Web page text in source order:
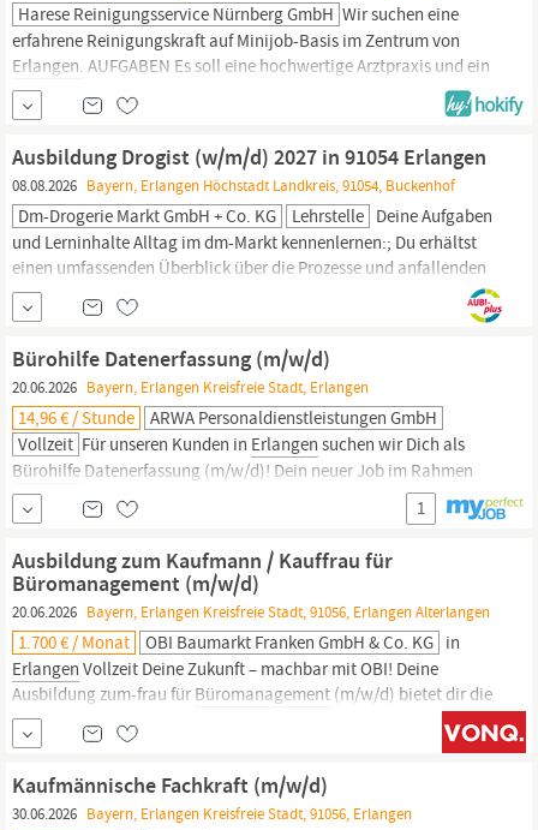
Harese Reinigungsservice Nürnberg GmbH Wir suchen eine
erfahrene Reinigungskraft auf Minijob-Basis im Zentrum von
Erlangen. AUFGABEN Es soll eine hochwertige Arztpraxis und ein
modernes
Büro gereinigt werden. - Wann soll gereinigt werden?
Arztpraxis Montag: 19:30 Uhr - 21:30 Uhr (2 Stunden) Arztpraxis
Dienstag: 19:30 Uhr - 21:00 Uhr (1,5 Stunden)
Ausbildung Drogist (w/m/d) 2027 in 91054 Erlangen
08.08.2026 Bayern, Erlangen Höchstadt Landkreis, 91054, Buckenhof
Dm-Drogerie Markt GmbH + Co. KG Lehrstelle Deine Aufgaben
und Lerninhalte Alltag im dm-Markt kennenlernen:; Du erhältst
einen umfassenden Überblick über die Prozesse und anfallenden
Aufgaben in Deinem dm-Markt und gestaltest die Abläufe aktiv
mit.; Fachwissen
Berufsschulwissen im Arbeitsalltag an und erweiterst Deine
Kenntnisse zu den Inhaltsstoffen und...
Bürohilfe Datenerfassung (m/w/d)
20.06.2026 Bayern, Erlangen Kreisfreie Stadt, Erlangen
14,96 € / Stunde
ARWA Personaldienstleistungen GmbH
Vollzeit Für unseren Kunden in Erlangen suchen wir Dich als
Bürohilfe Datenerfassung (m/w/d)! Dein neuer Job im Rahmen
der Arbeitnehmerüberlassung mit geplanter Übernahme in
Vollzeit im Bereich Verwaltung & Sachbearbeitung wartet auf
Dich!. Dich erwarten attraktive Vorteile Abschlagszahlungen
Fahrtkostenzuschuss Prämien Übertarifliche...
1
Ausbildung zum Kaufmann / Kauffrau für
Büromanagement (m/w/d)
20.06.2026 Bayern, Erlangen Kreisfreie Stadt, 91056, Erlangen Alterlangen
1.700 € / Monat OBI Baumarkt Franken GmbH & Co. KG in
Erlangen Vollzeit Deine Zukunft – machbar mit OBI! Deine
Ausbildung zum-frau für Büromanagement (m/w/d) bietet dir die
großartige Möglichkeit, Einblicke in die vielfältigen Bereiche
unseres OBI Marktes zu bekommen. Von der Adminstration über
die Logistik bis hin zum Servicecenter unterstützt du die Kollegen
in den verschiedenen Teams.
Kaufmännische Fachkraft (m/w/d)
30.06.2026 Bayern, Erlangen Kreisfreie Stadt, 91056, Erlangen